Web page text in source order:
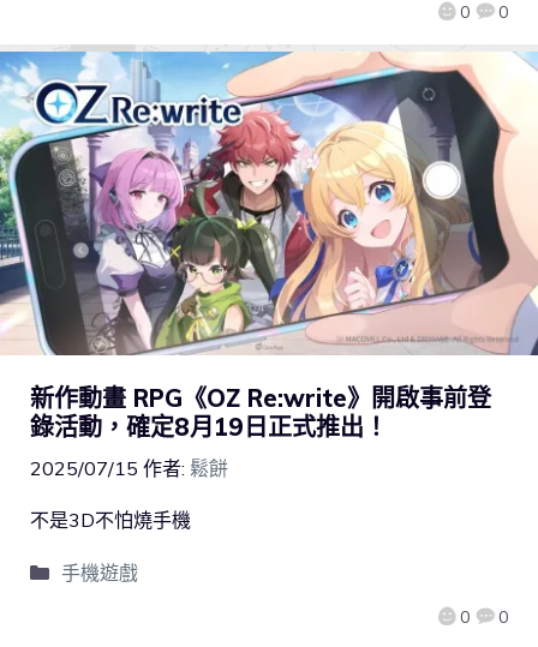
0 0
新作動畫 RPG《OZ Re:write》開啟事前登
錄活動，確定8月19日正式推出！
2025/07/15 作者: 鬆餅
0 0
不是3D不怕燒手機
手機遊戲